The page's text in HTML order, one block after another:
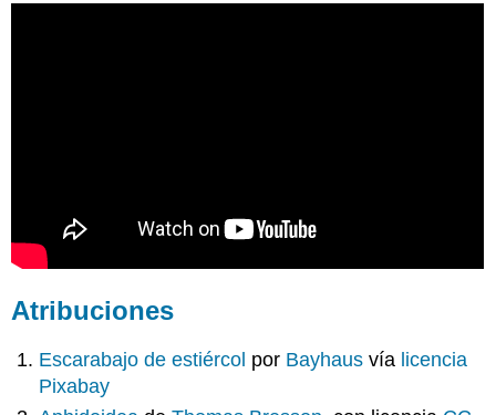
Atribuciones
Escarabajo de estiércol por Bayhaus vía licencia
Pixabay